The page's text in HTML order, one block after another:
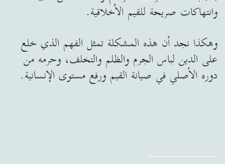
وانتهاكات صريحة للقيم الأخلاقية.
وهكذا نجد أن هذه المشكلة تمثل الفهم الذي خلع
على الدين لباس الجرم والظلم والتخلف، وحرمه من
دوره الأصلي في صيانة القيم ورفع مستوى الإنسانية.